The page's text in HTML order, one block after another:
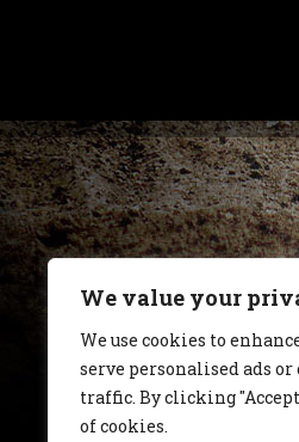
We value your
We use cookies to
serve personalised ads
traffic. By clicking
of cookies.